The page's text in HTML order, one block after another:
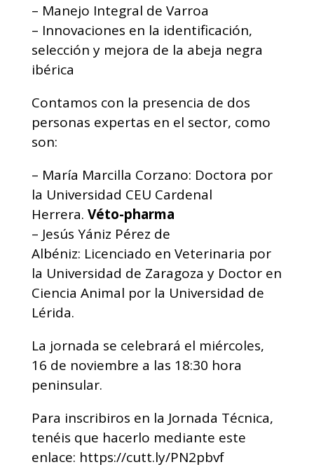
– Manejo Integral de Varroa
– Innovaciones en la identificación,
selección y mejora de la abeja negra
ibérica
Contamos con la presencia de dos
personas expertas en el sector, como
son:
– María Marcilla Corzano: Doctora por
la Universidad CEU Cardenal
Herrera. Véto-pharma
– Jesús Yániz Pérez de
Albéniz: Licenciado en Veterinaria por
la Universidad de Zaragoza y Doctor en
Ciencia Animal por la Universidad de
Lérida.
La jornada se celebrará el miércoles,
16 de noviembre a las 18:30 hora
peninsular.
Para inscribiros en la Jornada Técnica,
tenéis que hacerlo mediante este
enlace: https://cutt.ly/PN2pbvf